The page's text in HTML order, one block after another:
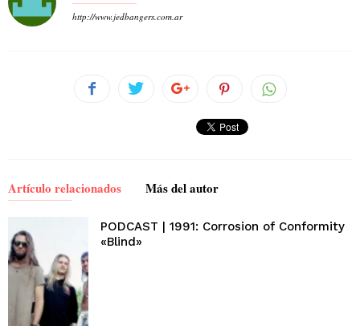
http://www.jedbangers.com.ar
Artículo relacionados Más del autor
PODCAST | 1991: Corrosion of Conformity
«Blind»